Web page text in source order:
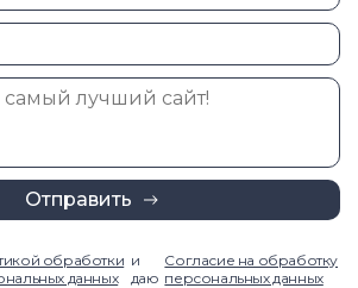
Отправить
обработки
данных
и
даю
Согласие на обработку
персональных данных